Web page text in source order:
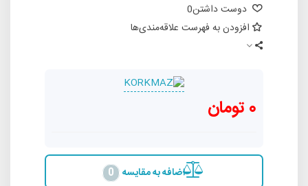
دوست داشتن0
افزودن به فهرست علاقه‌مندی‌ها
0 تومان
اضافه به مقایسه 0